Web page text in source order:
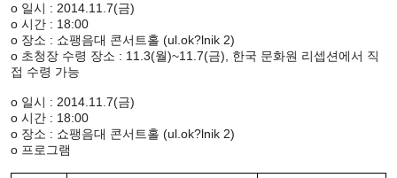
o 일시 : 2014.11.7(금)
o 시간 : 18:00
o 장소 : 쇼팽음대 콘서트홀 (ul.ok?lnik 2)
o 초청장 수령 장소 : 11.3(월)~11.7(금), 한국 문화원 리셉션에서 직
접 수령 가능
o 일시 : 2014.11.7(금)
o 시간 : 18:00
o 장소 : 쇼팽음대 콘서트홀 (ul.ok?lnik 2)
o 프로그램